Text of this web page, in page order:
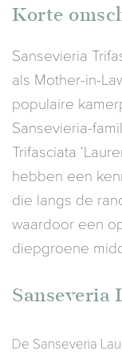
Korte
Sansevieria
als Mother-in-
populaire
Sansevieria-
Trifasciata
hebben een
die langs de
waardoor een
diepgroene
Sanseveria
De Sanseveria